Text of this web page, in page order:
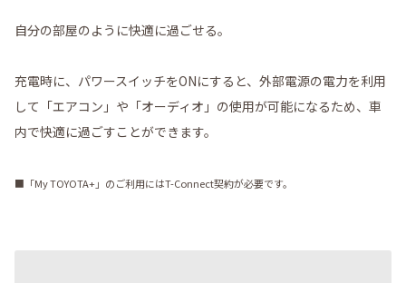
自分の部屋のように快適に過ごせる。
充電時に、パワースイッチをONにすると、外部電源の電力を利用
して「エアコン」や「オーディオ」の使用が可能になるため、車
内で快適に過ごすことができます。
■「My TOYOTA+」のご利用にはT-Connect契約が必要です。